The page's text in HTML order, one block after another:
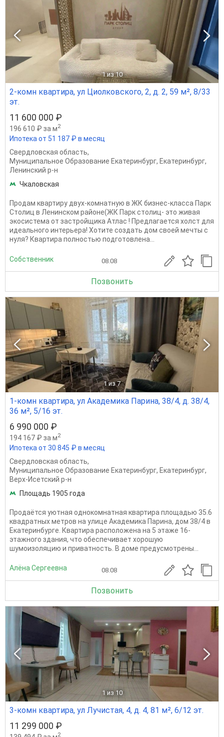
1 из 10
2-комн квартира, ул Циолковского, 2, д. 2, 59 м², 8/33
эт.
11 600 000 ₽
196 610 ₽ за м2
Ипотека от 51 187 ₽ в месяц
Свердловская область,
Муниципальное Образование Екатеринбург, Екатеринбург,
Ленинский р-н
Чкаловская
Продам квартиру двух-комнатную в ЖК бизнес-класса Парк
Столиц в Ленинском районе(ЖК Парк столиц- это живая
экосистема от застройщика Атлас ! Предлагается холст для
идеального интерьера! Хотите создать дом своей мечты с
нуля? Квартира полностью подготовлена...
Собственник 08.08
Позвонить
1 из 7
1-комн квартира, ул Академика Парина, 38/4, д. 38/4,
36 м², 5/16 эт.
6 990 000 ₽
194 167 ₽ за м2
Ипотека от 30 845 ₽ в месяц
Свердловская область,
Муниципальное Образование Екатеринбург, Екатеринбург,
Верх-Исетский р-н
Площадь 1905 года
Продаётся уютная однокомнатная квартира площадью 35.6
квадратных метров на улице Академика Парина, дом 38/4 в
Екатеринбурге. Квартира расположена на 5 этаже 16-
этажного здания, что обеспечивает хорошую
шумоизоляцию и приватность. В доме предусмотрены...
Алёна Сергеевна 08.08
Позвонить
1 из 10
3-комн квартира, ул Лучистая, 4, д. 4, 81 м², 6/12 эт.
11 299 000 ₽
2